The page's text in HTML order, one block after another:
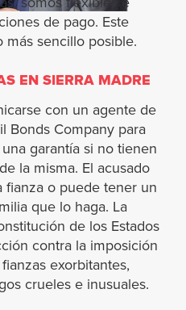
de pago. Este
sencillo posible.
EN SIERRA MADRE
con un agente de
Bonds Company para
garantía si no tienen
la misma. El acusado
fianza o puede tener un
que lo haga. La
de los Estados
contra la imposición
exorbitantes,
crueles e inusuales.